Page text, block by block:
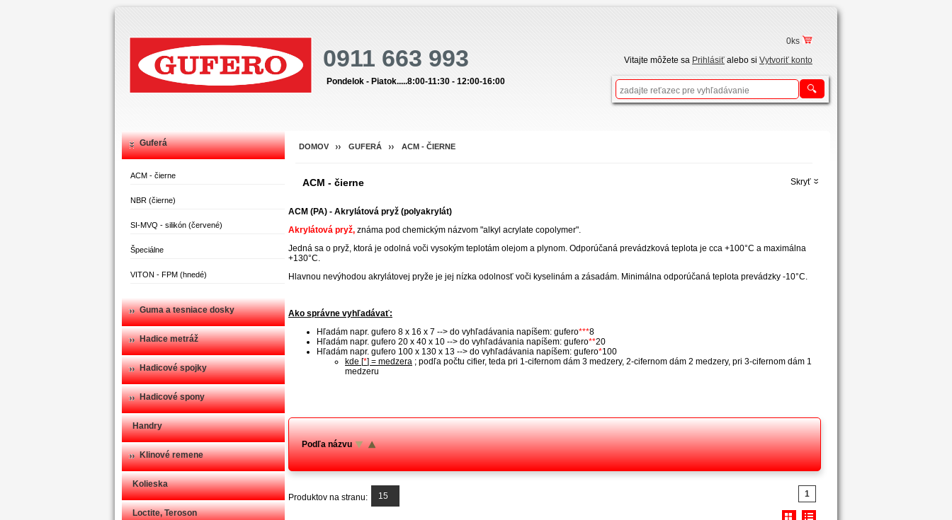
0ks
0911 663 993
Pondelok - Piatok.....8:00-11:30 - 12:00-16:00
Vitajte môžete sa Prihlásiť alebo si Vytvoriť konto
Guferá
ACM - čierne
NBR (čierne)
SI-MVQ - silikón (červené)
Špeciálne
VITON - FPM (hnedé)
Guma a tesniace dosky
Hadice metráž
Hadicové spojky
Hadicové spony
Handry
Klinové remene
Kolieska
Loctite, Teroson
DOMOV GUFERÁ ACM - ČIERNE
Skryť
ACM - čierne
ACM (PA) - Akrylátová pryž (polyakrylát)
Akrylátová pryž, známa pod chemickým názvom "alkyl acrylate copolymer".
Jedná sa o pryž, ktorá je odolná voči vysokým teplotám olejom a plynom. Odporúčaná prevádzková teplota je cca +100°C a maximálna
+130°C.
Hlavnou nevýhodou akrylátovej pryže je jej nízka odolnosť voči kyselinám a zásadám. Minimálna odporúčaná teplota prevádzky -10°C.
Ako správne vyhľadávať:
Hľadám napr. gufero 8 x 16 x 7 --> do vyhľadávania napíšem: gufero***8
Hľadám napr. gufero 20 x 40 x 10 --> do vyhľadávania napíšem: gufero**20
Hľadám napr. gufero 100 x 130 x 13 --> do vyhľadávania napíšem: gufero*100
kde [*] = medzera ; podľa počtu cifier, teda pri 1-cifernom dám 3 medzery, 2-cifernom dám 2 medzery, pri 3-cifernom dám 1
medzeru
Podľa názvu
Produktov na stranu: 15 1